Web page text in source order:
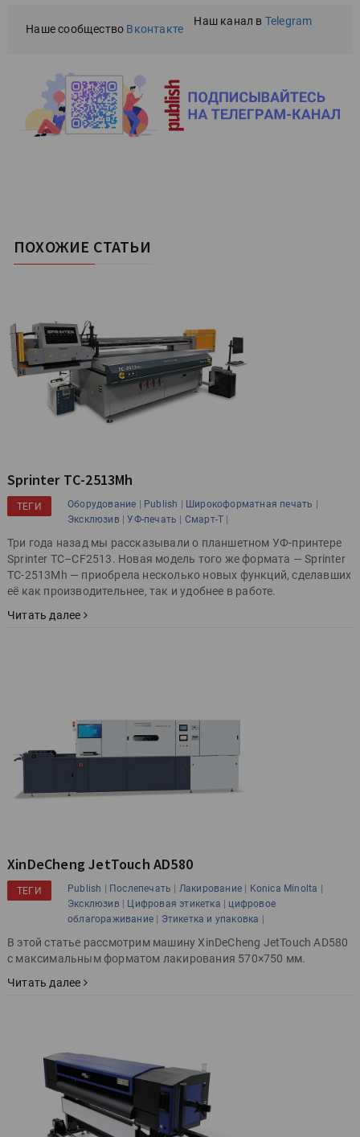
Наше сообщество Вконтакте
Наш канал в Telegram
ПОХОЖИЕ СТАТЬИ
Sprinter ТС-2513Mh
ТЕГИ Оборудование | Publish | Широкоформатная печать |
Эксклюзив |УФ-печать | Смарт-Т |
Три года назад мы рассказывали о планшетном УФ-принтере
Sprinter TC–CF2513. Новая модель того же формата — Sprinter
ТС-2513Mh — приобрела несколько новых функций, сделавших
её как производительнее, так и удобнее в работе.
Читать далее
XinDeCheng JetTouch AD580
ТЕГИ Publish | Послепечать | Лакирование | Konica Minolta |
Эксклюзив | Цифровая этикетка | цифровое
облагораживание | Этикетка и упаковка |
В этой статье рассмотрим машину XinDeCheng JetTouch AD580
с максимальным форматом лакирования 570×750 мм.
Читать далее